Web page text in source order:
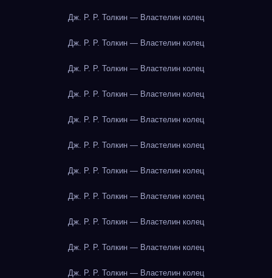
Дж. Р. Р. Толкин — Властелин колец
Дж. Р. Р. Толкин — Властелин колец
Дж. Р. Р. Толкин — Властелин колец
Дж. Р. Р. Толкин — Властелин колец
Дж. Р. Р. Толкин — Властелин колец
Дж. Р. Р. Толкин — Властелин колец
Дж. Р. Р. Толкин — Властелин колец
Дж. Р. Р. Толкин — Властелин колец
Дж. Р. Р. Толкин — Властелин колец
Дж. Р. Р. Толкин — Властелин колец
Дж. Р. Р. Толкин — Властелин колец